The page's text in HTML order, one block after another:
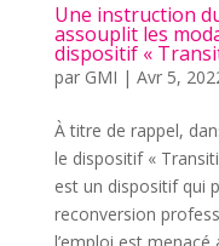
Une instruction
assouplit les
dispositif «
par GMI | Avr 5,
À titre de rappel,
le dispositif «
est un dispositif qui
reconversion